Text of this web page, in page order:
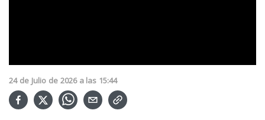
24 de Julio de 2026 a las 15:44